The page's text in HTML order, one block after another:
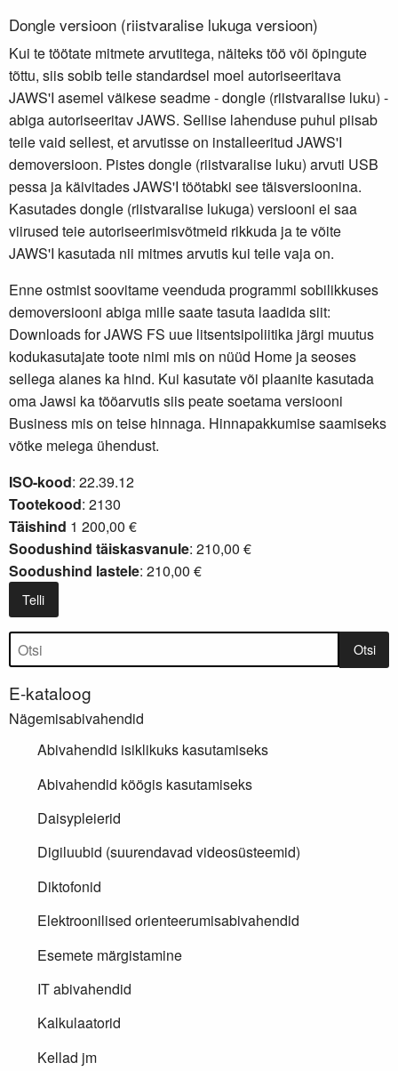
Dongle versioon (riistvaralise lukuga versioon)
Kui te töötate mitmete arvutitega, näiteks töö või õpingute
tõttu, siis sobib teile standardsel moel autoriseeritava
JAWS'I asemel väikese seadme - dongle (riistvaralise luku) -
abiga autoriseeritav JAWS. Sellise lahenduse puhul piisab
teile vaid sellest, et arvutisse on installeeritud JAWS'I
demoversioon. Pistes dongle (riistvaralise luku) arvuti USB
pessa ja käivitades JAWS'I töötabki see täisversioonina.
Kasutades dongle (riistvaralise lukuga) versiooni ei saa
viirused teie autoriseerimisvõtmeid rikkuda ja te võite
JAWS'I kasutada nii mitmes arvutis kui teile vaja on.
Enne ostmist soovitame veenduda programmi sobilikkuses
demoversiooni abiga mille saate tasuta laadida siit:
Downloads for JAWS FS uue litsentsipoliitika järgi muutus
kodukasutajate toote nimi mis on nüüd Home ja seoses
sellega alanes ka hind. Kui kasutate või plaanite kasutada
oma Jawsi ka tööarvutis siis peate soetama versiooni
Business mis on teise hinnaga. Hinnapakkumise saamiseks
võtke meiega ühendust.
ISO-kood: 22.39.12
Tootekood: 2130
Täishind 1 200,00 €
Soodushind täiskasvanule: 210,00 €
Soodushind lastele: 210,00 €
Telli
Tootepuu Otsi
E-kataloog
Nägemisabivahendid
Abivahendid isiklikuks kasutamiseks
Abivahendid köögis kasutamiseks
Daisypleierid
Digiluubid (suurendavad videosüsteemid)
Diktofonid
Elektroonilised orienteerumisabivahendid
Esemete märgistamine
IT abivahendid
Kalkulaatorid
Kellad jm